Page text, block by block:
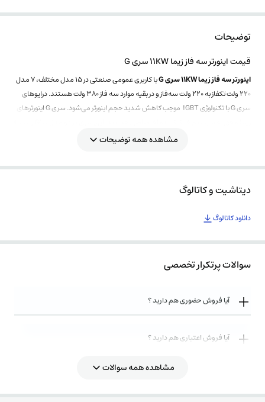
توضیحات
قیمت اینورتر سه فاز زیما 11KW سری G
اینورتر سه فاز زیما 11KW سری G
با کاربری عمومی صنعتی در 15 مدل مختلف، 7 مدل
220 ولت تکفاز به 220 ولت سه‌فاز و در بقیه موارد سه فاز 380 ولت هستند. درایوهای
سری G با تکنولوژی IGBT موجب کاهش شدید حجم اینورتر می‌شود. سری G اینورترهای
مشاهده همه توضیحات
دیتاشیت و کاتالوگ
دانلود کاتالوگ
سوالات پرتکرار تخصصی
آیا فروش حضوری هم دارید ؟
آیا فروش اعتباری هم دارید ؟
روش های ارسال کالا به چه صورت میباشد ؟
مشاهده همه سوالات